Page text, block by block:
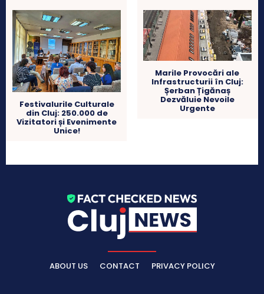
Festivalurile Culturale
din Cluj: 250.000 de
Vizitatori și Evenimente
Unice!
Marile Provocări ale
Infrastructurii în Cluj:
Șerban Țigănaș
Dezvăluie Nevoile
Urgente
ABOUT US CONTACT PRIVACY POLICY